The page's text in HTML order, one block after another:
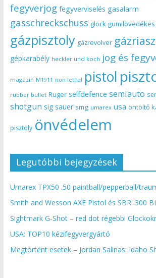
fegyverjog fegyverviselés gasalarm
gasschreckschuss glock gumilövedékes
gázpisztoly gázrevolver
gépkarabély heckler und koch jog és
magazin M1911 non lethal pistol
rubber bullet Ruger selfdefence semiauto
shotgun sig sauer smg umarex usa öntöltő
pisztoly önvédelem
Legutóbbi bejegyzések
Umarex TPX50 .50 paintball/pepperball/
Smith and Wesson AXE Pistol és SBR .300
Sightmark G-Shot – red dot régebbi
USA: TOP10 kézifegyvergyártó
Megtörtént esetek – Jordan Salinas: Idaho